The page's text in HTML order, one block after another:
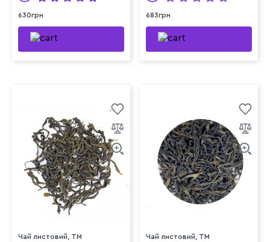
630грн 683грн
Чай листовий, ТМ
Чай листовий, ТМ